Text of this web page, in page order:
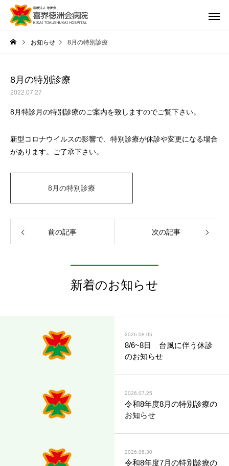
お知らせ 8月の特別診療
8月の特別診療
2022.07.27
8月特診月の特別診療のご案内を致しますのでご覧下さい。
新型コロナウイルスの影響で、特別診療が休診や変更になる場合
があります。ご了承下さい。
8月の特別診療
前の記事 次の記事
新着のお知らせ
2026.08.05
8/6~8日 台風に伴う休診
のお知らせ
2026.07.25
令和8年度8月の特別診療の
お知らせ
2026.06.30
令和8年度7月の特別診療の